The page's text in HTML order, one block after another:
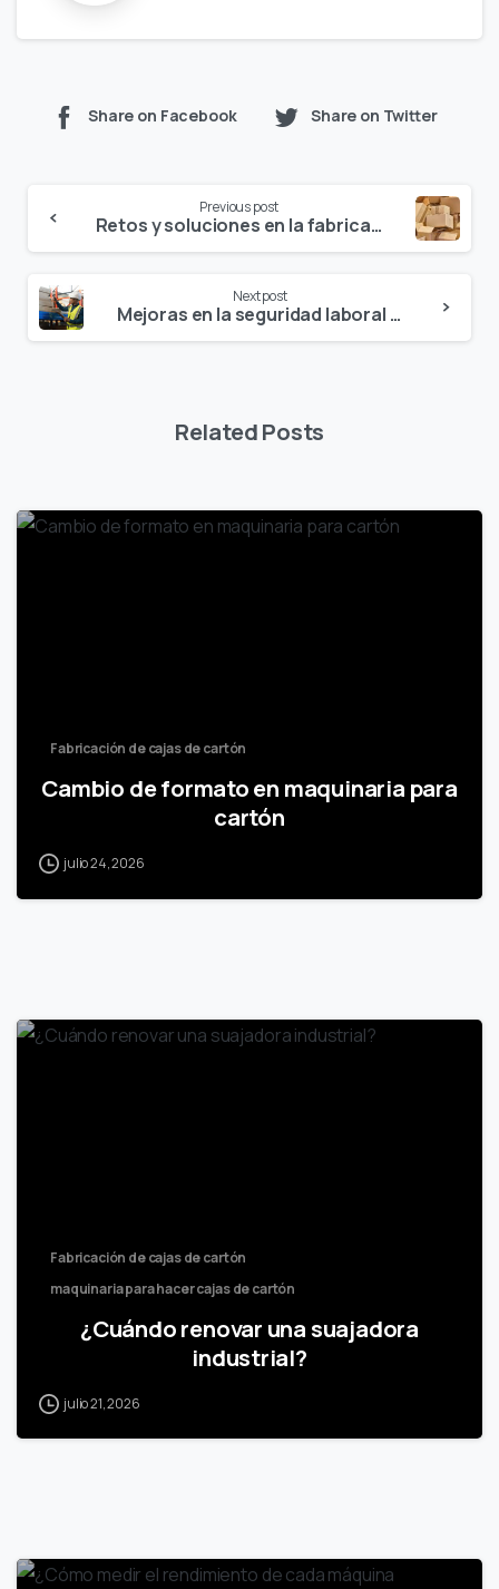
Share on Facebook Share on Twitter
Reading
Previous post
Retos y soluciones en la fabricación de cajas de cartón
Next post
Mejoras en la seguridad laboral en la fabricación de cajas de cartón
Related Posts
Fabricación de cajas de cartón
Cambio de formato en maquinaria para
cartón
julio 24, 2026
Fabricación de cajas de cartón
maquinaria para hacer cajas de cartón
¿Cuándo renovar una suajadora
industrial?
julio 21, 2026